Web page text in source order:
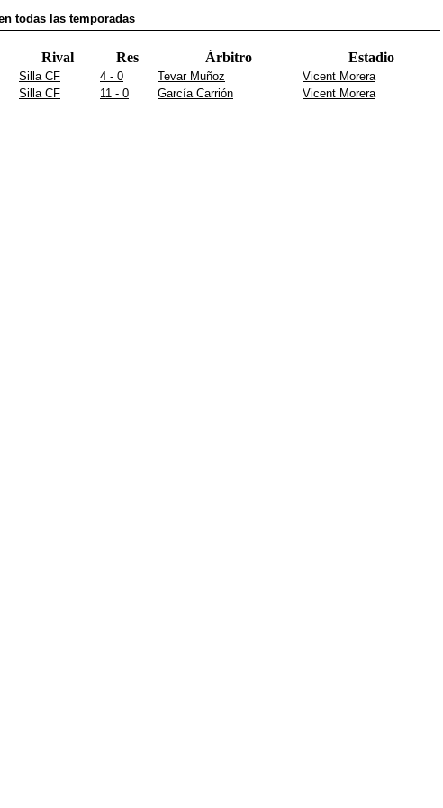
todas las temporadas
Rival Res Árbitro Estadio
Silla CF 4 - 0 Tevar Muñoz Vicent Morera
Silla CF 11 - 0 García Carrión Vicent Morera